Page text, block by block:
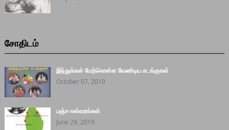
சோதிடம்
இந்துக்கள் மேற்கொள்ள வேண்டிய சடங்குகள்
October 07, 2019
பஞ்ச ஈஸ்வரங்கள்
June 29, 2019